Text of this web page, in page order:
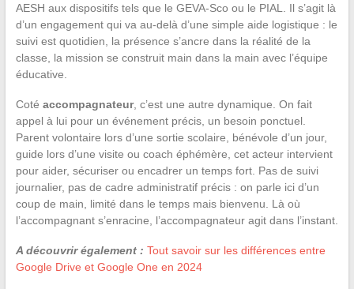
AESH aux dispositifs tels que le GEVA-Sco ou le PIAL. Il s’agit là
d’un engagement qui va au-delà d’une simple aide logistique : le
suivi est quotidien, la présence s’ancre dans la réalité de la
classe, la mission se construit main dans la main avec l’équipe
éducative.
Coté accompagnateur, c’est une autre dynamique. On fait
appel à lui pour un événement précis, un besoin ponctuel.
Parent volontaire lors d’une sortie scolaire, bénévole d’un jour,
guide lors d’une visite ou coach éphémère, cet acteur intervient
pour aider, sécuriser ou encadrer un temps fort. Pas de suivi
journalier, pas de cadre administratif précis : on parle ici d’un
coup de main, limité dans le temps mais bienvenu. Là où
l’accompagnant s’enracine, l’accompagnateur agit dans l’instant.
A découvrir également : Tout savoir sur les différences entre
Google Drive et Google One en 2024